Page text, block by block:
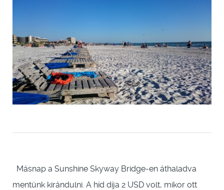
Másnap a Sunshine Skyway Bridge-en áthaladva
mentünk kirándulni. A híd díja 2 USD volt, mikor ott